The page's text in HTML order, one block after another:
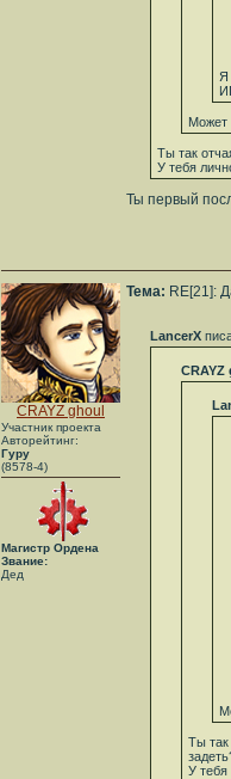
Может
Ты так
У тебя
Ты первый
CRAYZ ghoul
Участник проекта
Авторейтинг:
Гуру
(8578-4)
Магистр Ордена
Звание:
Дед
Тема: RE[21]:
LancerX
CRAYZ
Ты так
У тебя